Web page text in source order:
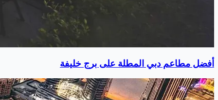
أفضل مطاعم دبي المطلة على برج خليفة